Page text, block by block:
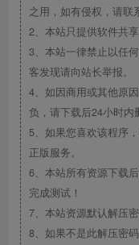
之用，如有侵权，请联
2、本站只提供软件共
3、本站一律禁止以任
客发现请向站长举报。
4、如因商用或其他原
负，请下载后24小时内
5、如果您喜欢该程序
正版服务。
6、本站所有资源下载
完成测试！
7、本站资源默认解压
8、如果不是此解压密